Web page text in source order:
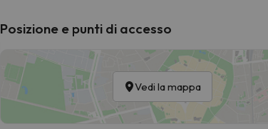
Posizione e punti di accesso
Vedi la mappa